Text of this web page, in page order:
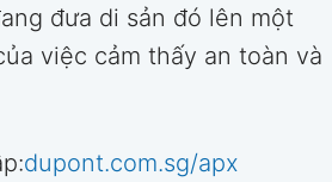
đưa di sản đó lên một
việc cảm thấy an toàn và
dupont.com.sg/apx